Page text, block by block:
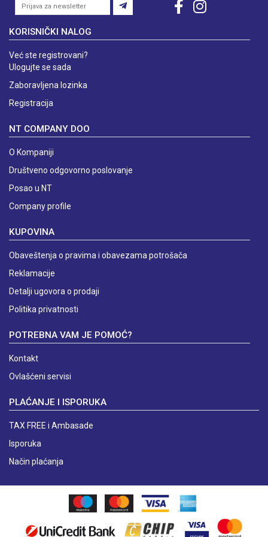
KORISNIČKI NALOG
Već ste registrovani?
Ulogujte se sada
Zaboravljena lozinka
Registracija
NT COMPANY DOO
O Kompaniji
Društveno odgovorno poslovanje
Posao u NT
Company profile
KUPOVINA
Obaveštenja o pravima i obavezama potrošača
Reklamacije
Detalji ugovora o prodaji
Politika privatnosti
POTREBNA VAM JE POMOĆ?
Kontakt
Ovlašćeni servisi
PLAĆANJE I ISPORUKA
TAX FREE i Ambasade
Isporuka
Način plaćanja